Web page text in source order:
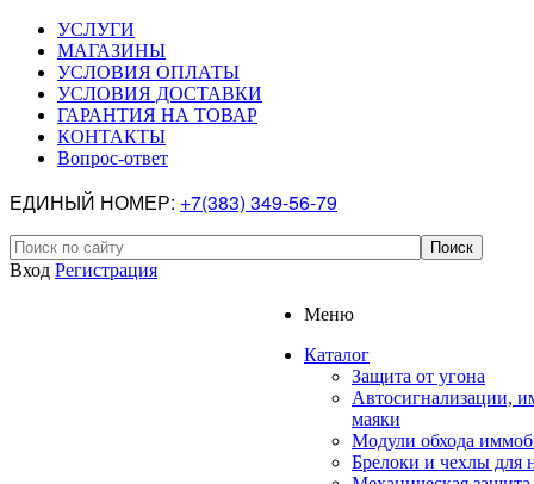
УСЛУГИ
МАГАЗИНЫ
УСЛОВИЯ ОПЛАТЫ
УСЛОВИЯ ДОСТАВКИ
ГАРАНТИЯ НА ТОВАР
КОНТАКТЫ
Вопрос-ответ
ЕДИНЫЙ НОМЕР: +7(383) 349-56-79
Вход Регистрация
Меню
Каталог
Защита от угона
Автосигнализации,
маяки
Модули обхода
Брелоки и чехлы для